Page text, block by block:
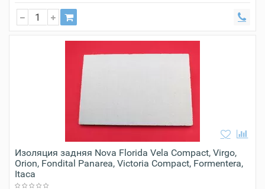
Изоляция задняя Nova Florida Vela Compact, Virgo,
Orion, Fondital Panarea, Victoria Compact, Formentera,
Itaca